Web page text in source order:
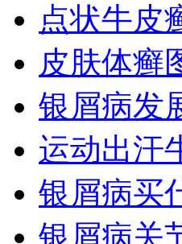
点状牛皮
皮肤体癣
银屑病发
运动出汗
银屑病买
银屑病关